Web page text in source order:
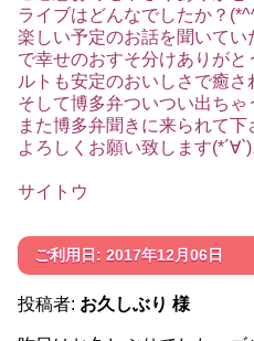
ライブはどんなでしたか？
楽しい予定のお話を聞いて
で幸せのおすそ分けありが
ルトも安定のおいしさで癒さ
そして博多弁ついつい出ちゃ
また博多弁聞きに来られて下
よろしくお願い致します
サイトウ
ご利用日: 2017年12月06日
投稿者: お久しぶり 様